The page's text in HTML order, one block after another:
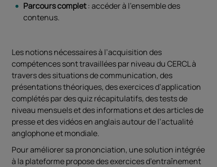
Parcours complet: accéder à l'ensemble des
contenus.
Les notions nécessaires à l’acquisition des
compétences sont travaillées par niveau du CERCL à
travers des situations de communication, des
présentations théoriques, des exercices d’application
complétés par des quiz récapitulatifs, des tests de
niveau mensuels et des informations et des articles de
presse et des vidéos en anglais autour de l’actualité
anglophone et mondiale.
Pour améliorer sa prononciation, une solution intégrée
à la plateforme propose des exercices d’entraînement